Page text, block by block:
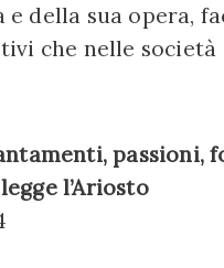
della sua opera,
che nelle società
passioni,
l’Ariosto